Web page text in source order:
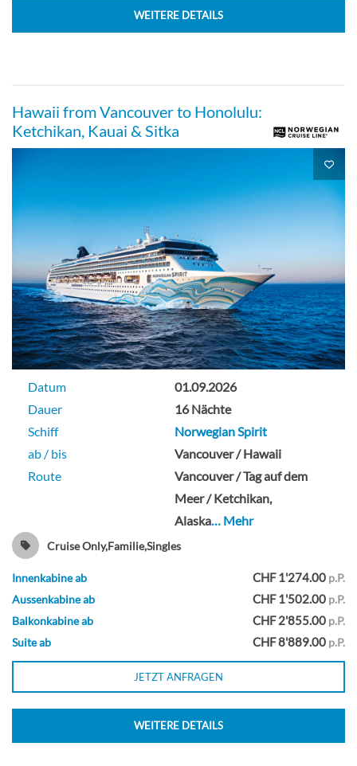
Innenkabine-[IF]
Innenkabine
Solo Innenkabine-[IT]
Sail Away Innenkabine-[IX]
Innenkabine
Außenkabine mit großem
Panoramafenster-[O3]
Deck 08
Aussenkabine
WEITERE DETAILS
Hawaii from Vancouver to Honolulu:
Ketchikan, Kauai & Sitka
Datum
01.09.2026
Dauer
16 Nächte
Schiff
Norwegian Spirit
ab / bis
Vancouver / Hawaii
Route
Vancouver / Tag auf dem
Meer / Ketchikan,
Alaska… Mehr
Cruise Only,Familie,Singles
Innenkabine ab CHF 1'274.00 p.P.
Aussenkabine ab
CHF 1'502.00 p.P.
Balkonkabine ab
CHF 2'855.00 p.P.
Suite ab
CHF 8'889.00 p.P.
JETZT ANFRAGEN
WEITERE DETAILS